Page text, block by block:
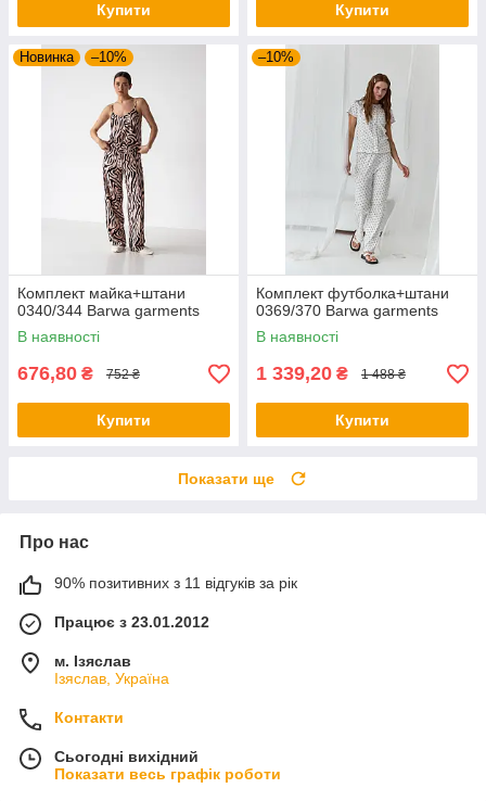
Купити Купити
Новинка –10%
Комплект майка+штани
0340/344 Barwa garments
В наявності
676,80 ₴ 752 ₴
Купити
–10%
Комплект футболка+штани
0369/370 Barwa garments
В наявності
1 339,20 ₴ 1 488 ₴
Купити
Показати ще
Про нас
90% позитивних з 11 відгуків за рік
Працює з 23.01.2012
м. Ізяслав
Ізяслав, Україна
Контакти
Сьогодні вихідний
Показати весь графік роботи